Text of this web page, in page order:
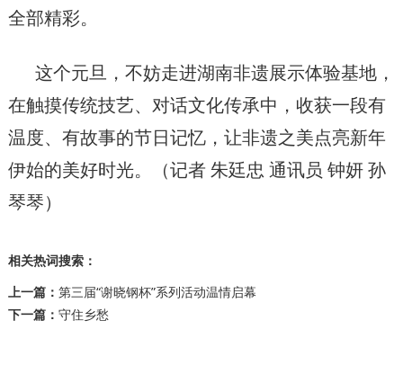
全部精彩。
这个元旦，不妨走进湖南非遗展示体验基地，
在触摸传统技艺、对话文化传承中，收获一段有
温度、有故事的节日记忆，让非遗之美点亮新年
伊始的美好时光。（记者 朱廷忠 通讯员 钟妍 孙
琴琴）
相关热词搜索：
上一篇： 第三届“谢晓钢杯”系列活动温情启幕
下一篇： 守住乡愁